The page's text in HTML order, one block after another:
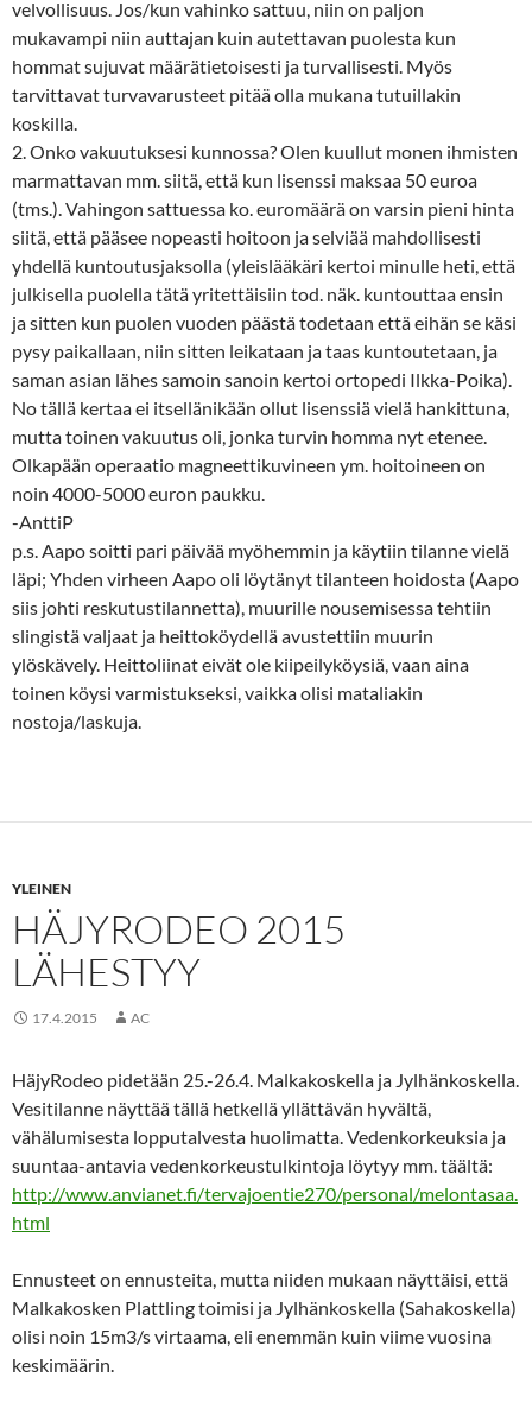
velvollisuus. Jos/kun vahinko sattuu, niin on paljon
mukavampi niin auttajan kuin autettavan puolesta kun
hommat sujuvat määrätietoisesti ja turvallisesti. Myös
tarvittavat turvavarusteet pitää olla mukana tutuillakin
koskilla.
2. Onko vakuutuksesi kunnossa? Olen kuullut monen ihmisten
marmattavan mm. siitä, että kun lisenssi maksaa 50 euroa
(tms.). Vahingon sattuessa ko. euromäärä on varsin pieni hinta
siitä, että pääsee nopeasti hoitoon ja selviää mahdollisesti
yhdellä kuntoutusjaksolla (yleislääkäri kertoi minulle heti, että
julkisella puolella tätä yritettäisiin tod. näk. kuntouttaa ensin
ja sitten kun puolen vuoden päästä todetaan että eihän se käsi
pysy paikallaan, niin sitten leikataan ja taas kuntoutetaan, ja
saman asian lähes samoin sanoin kertoi ortopedi Ilkka-Poika).
No tällä kertaa ei itsellänikään ollut lisenssiä vielä hankittuna,
mutta toinen vakuutus oli, jonka turvin homma nyt etenee.
Olkapään operaatio magneettikuvineen ym. hoitoineen on
noin 4000-5000 euron paukku.
-AnttiP
p.s. Aapo soitti pari päivää myöhemmin ja käytiin tilanne vielä
läpi; Yhden virheen Aapo oli löytänyt tilanteen hoidosta (Aapo
siis johti reskutustilannetta), muurille nousemisessa tehtiin
slingistä valjaat ja heittoköydellä avustettiin muurin
ylöskävely. Heittoliinat eivät ole kiipeilyköysiä, vaan aina
toinen köysi varmistukseksi, vaikka olisi mataliakin
nostoja/laskuja.
YLEINEN
HÄJYRODEO 2015
LÄHESTYY
17.4.2015 AC
HäjyRodeo pidetään 25.-26.4. Malkakoskella ja Jylhänkoskella.
Vesitilanne näyttää tällä hetkellä yllättävän hyvältä,
vähälumisesta lopputalvesta huolimatta. Vedenkorkeuksia ja
suuntaa-antavia vedenkorkeustulkintoja löytyy mm. täältä:
http://www.anvianet.fi/tervajoentie270/personal/melontasaa.
html
Ennusteet on ennusteita, mutta niiden mukaan näyttäisi, että
Malkakosken Plattling toimisi ja Jylhänkoskella (Sahakoskella)
olisi noin 15m3/s virtaama, eli enemmän kuin viime vuosina
keskimäärin.